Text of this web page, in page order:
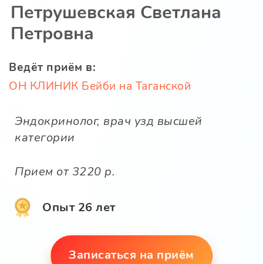
Петрушевская Светлана
Петровна
Ведёт приём в:
ОН КЛИНИК Бейби на Таганской
Эндокринолог, врач узд высшей
категории
Прием от 3220 р.
Опыт 26 лет
Записаться на приём